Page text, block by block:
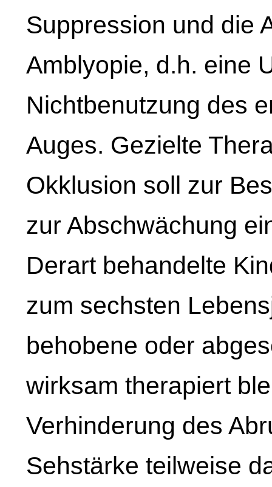
Suppression und die
Amblyopie, d.h. eine
Nichtbenutzung des
Auges. Gezielte
Okklusion soll zur
zur Abschwächung
Derart behandelte
zum sechsten
behobene oder
wirksam therapiert
Verhinderung des
Sehstärke teilweise